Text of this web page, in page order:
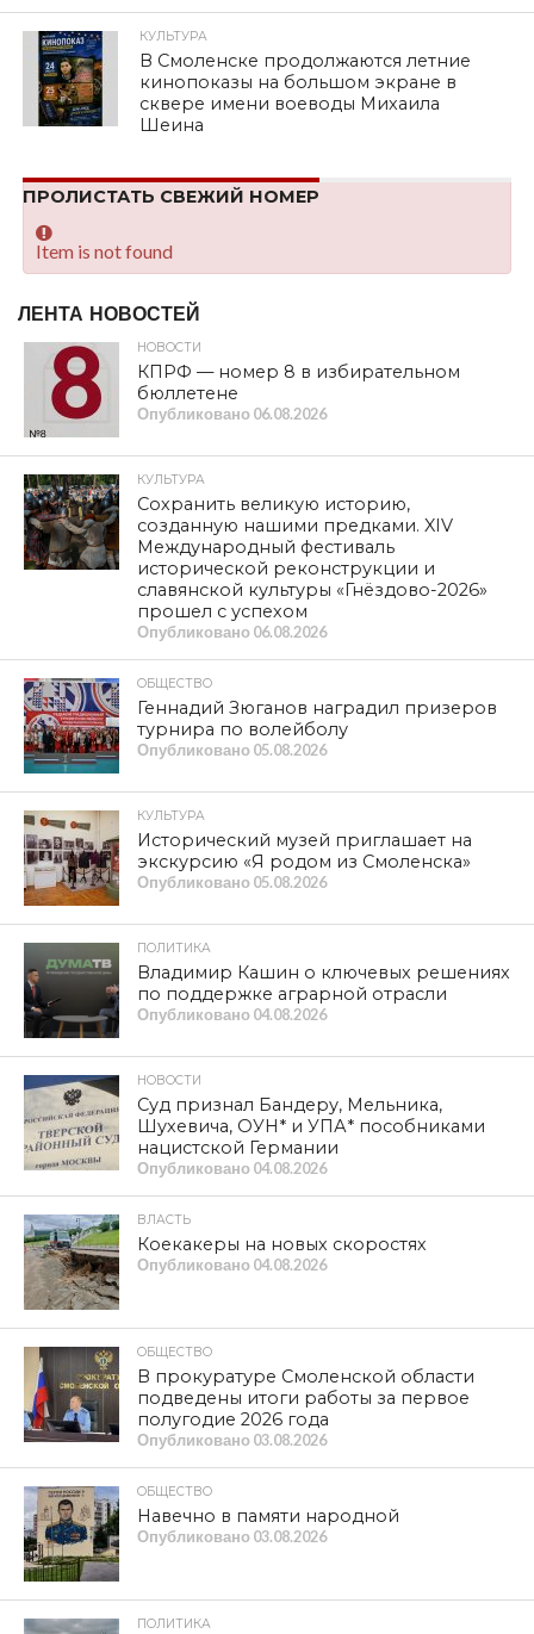
КУЛЬТУРА
В Смоленске продолжаются летние
кинопоказы на большом экране в
сквере имени воеводы Михаила
Шеина
ПРОЛИСТАТЬ СВЕЖИЙ НОМЕР
Item is not found
ЛЕНТА НОВОСТЕЙ
НОВОСТИ
КПРФ — номер 8 в избирательном
бюллетене
Опубликовано 06.08.2026
КУЛЬТУРА
Сохранить великую историю,
созданную нашими предками. XIV
Международный фестиваль
исторической реконструкции и
славянской культуры «Гнёздово-2026»
прошел с успехом
Опубликовано 06.08.2026
ОБЩЕСТВО
Геннадий Зюганов наградил призеров
турнира по волейболу
Опубликовано 05.08.2026
КУЛЬТУРА
Исторический музей приглашает на
экскурсию «Я родом из Смоленска»
Опубликовано 05.08.2026
ПОЛИТИКА
Владимир Кашин о ключевых решениях
по поддержке аграрной отрасли
Опубликовано 04.08.2026
НОВОСТИ
Суд признал Бандеру, Мельника,
Шухевича, ОУН* и УПА* пособниками
нацистской Германии
Опубликовано 04.08.2026
ВЛАСТЬ
Коекакеры на новых скоростях
Опубликовано 04.08.2026
ОБЩЕСТВО
В прокуратуре Смоленской области
подведены итоги работы за первое
полугодие 2026 года
Опубликовано 03.08.2026
ОБЩЕСТВО
Навечно в памяти народной
Опубликовано 03.08.2026
ПОЛИТИКА